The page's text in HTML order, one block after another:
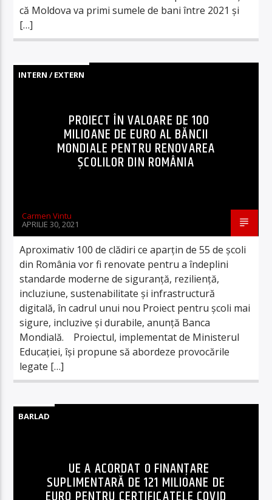
că Moldova va primi sumele de bani între 2021 și
[…]
INTERN / EXTERN
PROIECT ÎN VALOARE DE 100
MILIOANE DE EURO AL BĂNCII
MONDIALE PENTRU RENOVAREA
ȘCOLILOR DIN ROMÂNIA
Carmen Vintu
APRILIE 30, 2021
Aproximativ 100 de clădiri ce aparțin de 55 de școli
din România vor fi renovate pentru a îndeplini
standarde moderne de siguranță, reziliență,
incluziune, sustenabilitate și infrastructură
digitală, în cadrul unui nou Proiect pentru școli mai
sigure, incluzive și durabile, anunță Banca
Mondială. Proiectul, implementat de Ministerul
Educației, își propune să abordeze provocările
legate […]
BARLAD
UE A ACORDAT O FINANŢARE
SUPLIMENTARĂ DE 121 MILIOANE DE